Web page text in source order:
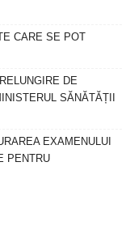
CARE SE POT
DE
SĂNĂTĂȚII
EXAMENULUI
PENTRU